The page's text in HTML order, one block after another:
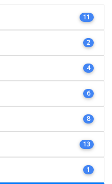
11
2
4
6
8
13
1